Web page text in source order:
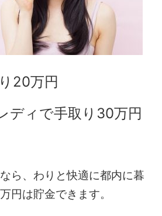
20万円
ディで手取り30万円
ら、わりと快適に都内に暮
円は貯金できます。